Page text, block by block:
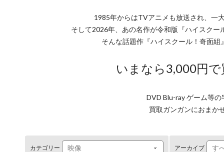
1985年からはTVアニメも放送され、一
そして2026年、あの名作が令和版『ハイスク
そんな話題作『ハイスクール！奇面
いまなら3,000円
DVD Blu-ray ゲーム等
買取ガンガンにおまか
カテゴリー アーカイブ